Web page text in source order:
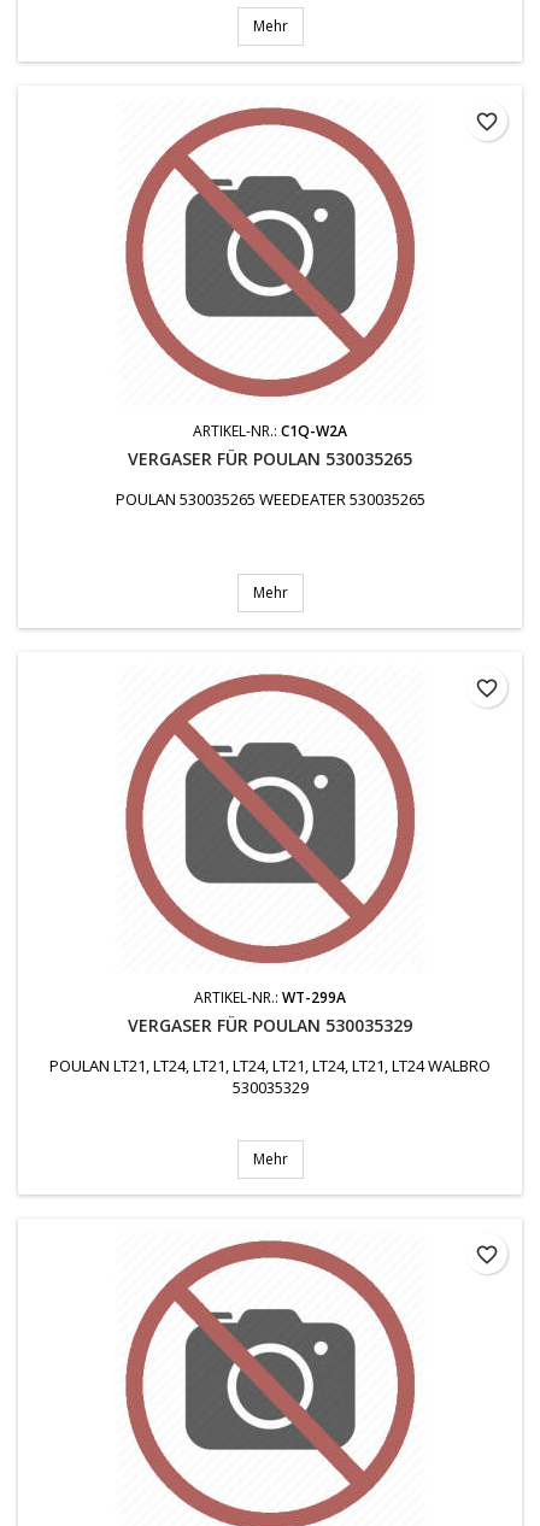
Mehr
ARTIKEL-NR.: C1Q-W2A
VERGASER FÜR POULAN 530035265
POULAN 530035265 WEEDEATER 530035265
Mehr
favorite_border
ARTIKEL-NR.: WT-299A
VERGASER FÜR POULAN 530035329
POULAN LT21, LT24, LT21, LT24, LT21, LT24, LT21, LT24 WALBRO
530035329
Mehr
favorite_border
favorite_border